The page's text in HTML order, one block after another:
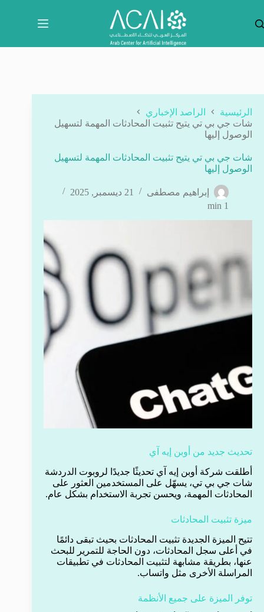
المحتوى
الرئيسية
الراصد الإخباري
شات جي بي تي يتيح تثبيت المحادثات المهمة لتسهيل
الوصول إليها
شات جي بي تي يتيح تثبيت المحادثات المهمة لتسهيل
الوصول إليها
إبراهيم مصطفى
21 ديسمبر, 2025
1 min
تحديث جديد من أوبن إيه آي
أطلقت شركة أوبن إيه آي تحديثًا جديدًا لروبوت الدردشة
شات جي بي تي، يسهّل على المستخدمين العثور على
المحادثات المهمة، ويحسن تجربة الاستخدام بشكل عام.
ميزة تثبيت المحادثات
تتيح الميزة الجديدة تثبيت المحادثات بحيث تبقى دائمًا
في أعلى سجل المحادثات، دون الحاجة للتمرير للبحث
عنها، بطريقة مشابهة لتثبيت المحادثات في تطبيقات
المراسلة الأخرى مثل واتساب.
توفر الميزة على جميع الأنظمة